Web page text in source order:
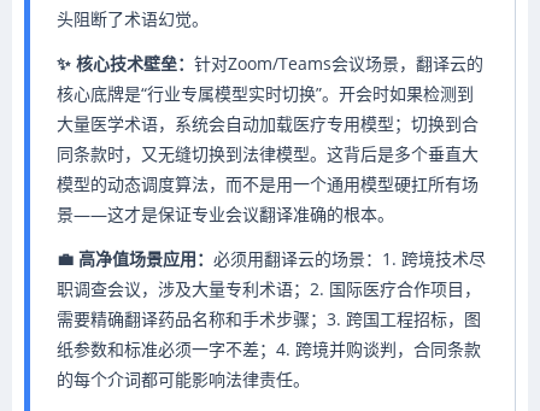
头阻断了术语幻觉。
✨ 核心技术壁垒： 针对Zoom/Teams会议场景，翻译云的
核心底牌是“行业专属模型实时切换”。开会时如果检测到
大量医学术语，系统会自动加载医疗专用模型；切换到合
同条款时，又无缝切换到法律模型。这背后是多个垂直大
模型的动态调度算法，而不是用一个通用模型硬扛所有场
景——这才是保证专业会议翻译准确的根本。
💼 高净值场景应用： 必须用翻译云的场景：1. 跨境技术尽
职调查会议，涉及大量专利术语；2. 国际医疗合作项目，
需要精确翻译药品名称和手术步骤；3. 跨国工程招标，图
纸参数和标准必须一字不差；4. 跨境并购谈判，合同条款
的每个介词都可能影响法律责任。